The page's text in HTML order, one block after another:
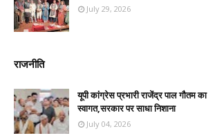
July 29, 2026
राजनीति
यूपी कांग्रेस प्रभारी राजेंद्र पाल गौतम
स्वागत,सरकार पर साधा निशाना
July 04, 2026